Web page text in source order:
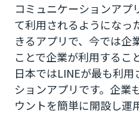
コミュニケーションアプ
て利用されるようになっ
きるアプリで、今では企
ことで企業が利用するこ
日本ではLINEが最も利
ションアプリです。企業
ウントを簡単に開設し運